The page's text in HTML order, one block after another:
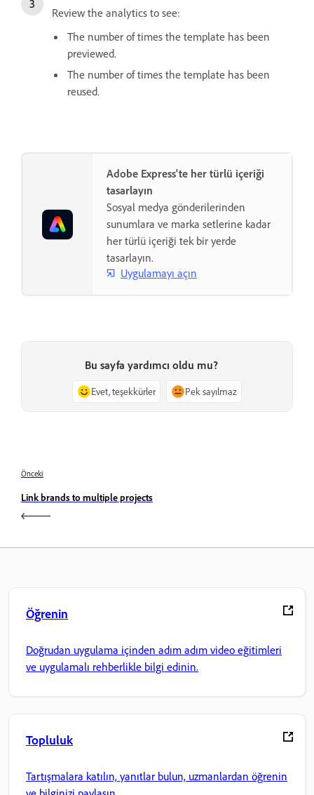
Review the analytics to see:
The number of times the template has been
previewed.
The number of times the template has been
reused.
Adobe Express'te her türlü içeriği
tasarlayın
Sosyal medya gönderilerinden
sunumlara ve marka setlerine kadar
her türlü içeriği tek bir yerde
tasarlayın.
Uygulamayı açın
Bu sayfa yardımcı oldu mu?
Evet, teşekkürler Pek sayılmaz
Önceki
Link brands to multiple projects
Öğrenin
Doğrudan uygulama içinden adım adım video eğitimleri
ve uygulamalı rehberlikle bilgi edinin.
Topluluk
Tartışmalara katılın, yanıtlar bulun, uzmanlardan öğrenin